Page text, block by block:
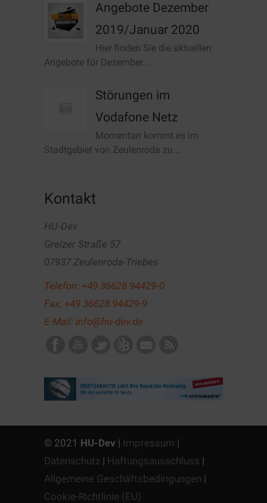
Angebote Dezember
2019/Januar 2020
Hier finden Sie die aktuellen
Angebote für Dezember...
Störungen im
Vodafone Netz
Momentan kommt es im
Stadtgebiet von Zeulenroda zu...
Kontakt
HU-Dev
Greizer Straße 57
07937 Zeulenroda-Triebes
Telefon: +49 36628 94429-0
Fax: +49 36628 94429-9
E-Mail: info@hu-dev.de
© 2021 HU-Dev | Impressum |
Datenschutz | Haftungsausschluss |
Allgemeine Geschäftsbedingungen |
Cookie-Richtlinie (EU)